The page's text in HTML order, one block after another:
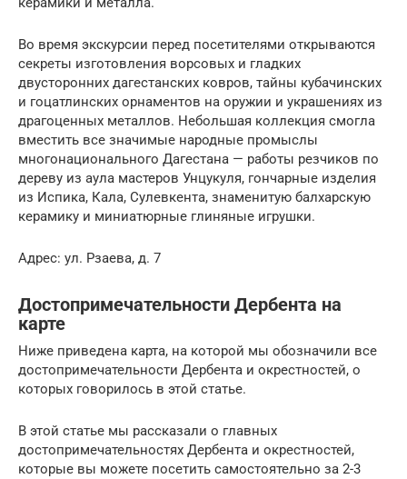
Во время экскурсии перед посетителями открываются
секреты изготовления ворсовых и гладких
двусторонних дагестанских ковров, тайны кубачинских
и гоцатлинских орнаментов на оружии и украшениях из
драгоценных металлов. Небольшая коллекция смогла
вместить все значимые народные промыслы
многонационального Дагестана — работы резчиков по
дереву из аула мастеров Унцукуля, гончарные изделия
из Испика, Кала, Сулевкента, знаменитую балхарскую
керамику и миниатюрные глиняные игрушки.
Адрес: ул. Рзаева, д. 7
Достопримечательности Дербента на
карте
Ниже приведена карта, на которой мы обозначили все
достопримечательности Дербента и окрестностей, о
которых говорилось в этой статье.
В этой статье мы рассказали о главных
достопримечательностях Дербента и окрестностей,
которые вы можете посетить самостоятельно за 2-3